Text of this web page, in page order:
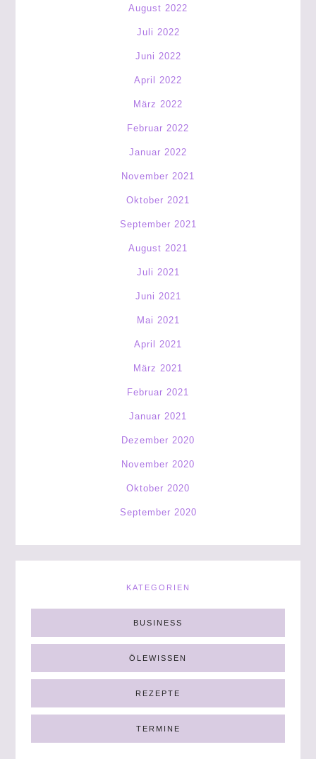
August 2022
Juli 2022
Juni 2022
April 2022
März 2022
Februar 2022
Januar 2022
November 2021
Oktober 2021
September 2021
August 2021
Juli 2021
Juni 2021
Mai 2021
April 2021
März 2021
Februar 2021
Januar 2021
Dezember 2020
November 2020
Oktober 2020
September 2020
KATEGORIEN
BUSINESS
ÖLEWISSEN
REZEPTE
TERMINE